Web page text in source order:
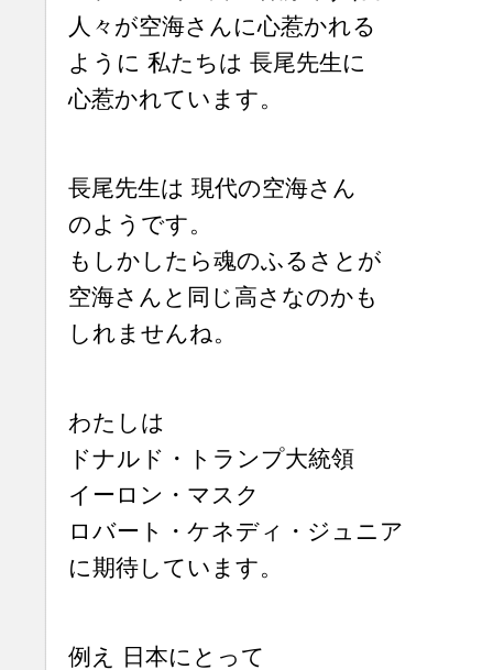
人々が空海さんに心惹かれる
ように 私たちは 長尾先生に
心惹かれています。
長尾先生は 現代の空海さん
のようです。
もしかしたら魂のふるさとが
空海さんと同じ高さなのかも
しれませんね。
わたしは
ドナルド・トランプ大統領
イーロン・マスク
ロバート・ケネディ・ジュニア
に期待しています。
例え 日本にとって